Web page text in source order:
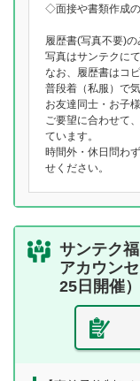
◇面接や書類作成
履歴書(写真不要)の
写真はサンテクに
なお、履歴書はコ
普段着（私服）で
お友達同士・お子
ご要望に合わせて
ています。
時間外・休日問わ
せください。
サンテク
アカウン
25日開催）